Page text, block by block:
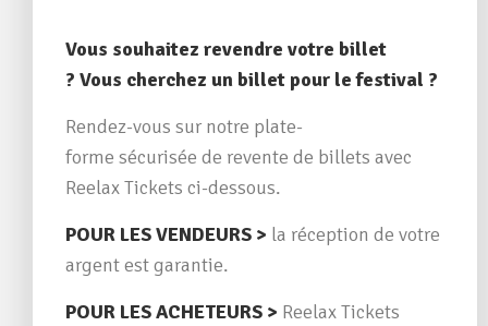
Vous souhaitez revendre votre billet
? Vous cherchez un billet pour le festival ?
Rendez-vous sur notre plate-
forme sécurisée de revente de billets avec
Reelax Tickets ci-dessous.
POUR LES VENDEURS > la réception de votre
argent est garantie.
POUR LES ACHETEURS > Reelax Tickets